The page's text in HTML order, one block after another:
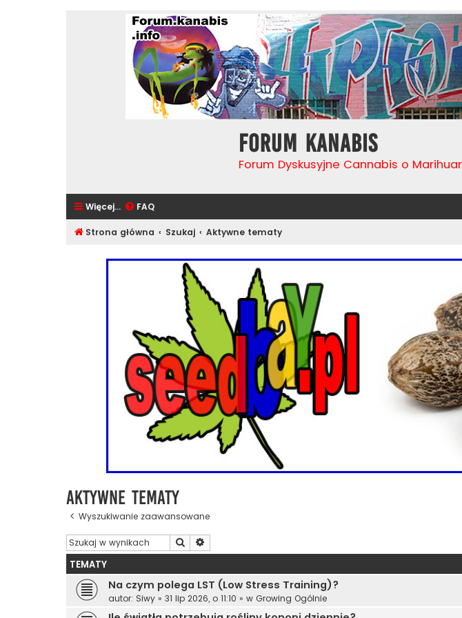
Forum Kanabis
Forum Dyskusyjne Cannabis o
Więcej… FAQ
Strona główna Szukaj Aktywne tematy
Aktywne tematy
Wyszukiwanie zaawansowane
Szukaj
TEMATY
Na czym polega LST (Low Stress Training)?
autor: Siwy » 31 lip 2026, o 11:10 » w Growing Ogólnie